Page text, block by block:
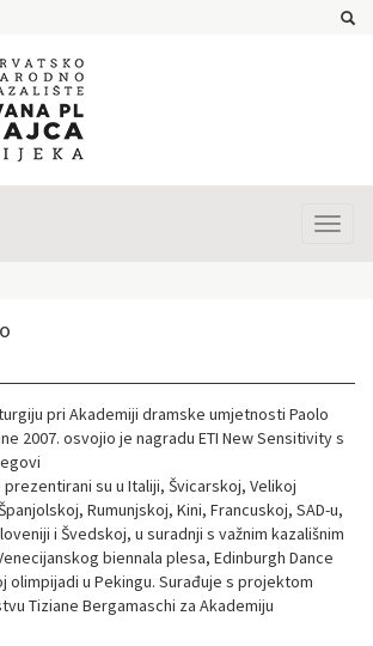
pri Akademiji dramske umjetnosti Paolo
2007. osvojio je nagradu ETI New Sensitivity s
su u Italiji, Švicarskoj, Velikoj
Rumunjskoj, Kini, Francuskoj, SAD-u,
i Švedskoj, u suradnji s važnim kazališnim
biennala plesa, Edinburgh Dance
olimpijadi u Pekingu. Surađuje s projektom
Tiziane Bergamaschi za Akademiju